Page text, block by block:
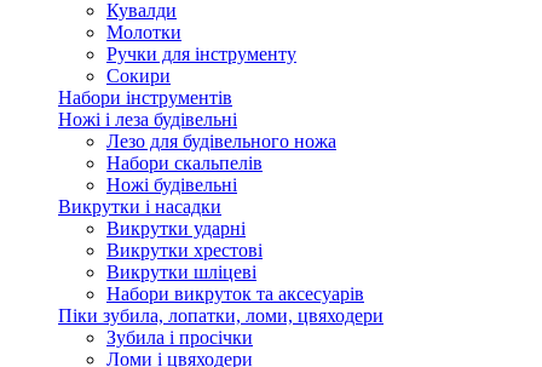
Кувалди
Молотки
Ручки для інструменту
Сокири
Набори інструментів
Ножі і леза будівельні
Лезо для будівельного ножа
Набори скальпелів
Ножі будівельні
Викрутки і насадки
Викрутки ударні
Викрутки хрестові
Викрутки шліцеві
Набори викруток та аксесуарів
Піки зубила, лопатки, ломи, цвяходери
Зубила і просічки
Ломи і цвяходери